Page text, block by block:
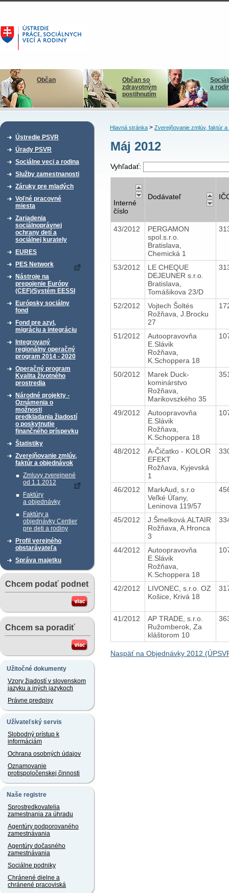
Občan
Občan so
zdravotným
postihnutím
a
Ústredie PSVR
Úrady PSVR
Sociálne veci a rodina
Služby zamestnanosti
Záruky pre mladých
Voľné pracovné
miesta
Zariadenia
sociálnoprávnej
ochrany detí a
sociálnej kurately
EURES
PES Network
Nástroje na
prepojenie Európy
(CEF)/Systém EESSI
Európsky sociálny
fond
Fond pre azyl,
migráciu a integráciu
Integrovaný
regionálny operačný
program 2014 - 2020
Operačný program
Kvalita životného
prostredia
Národné projekty -
Oznámenia o
možnosti
predkladania žiadostí
o poskytnutie
finančného príspevku
Štatistiky
Zverejňovanie zmlúv,
faktúr a objednávok
Zmluvy zverejnené
od 1.1.2012
Faktúry
a objednávky
Faktúry a
objednávky Centier
pre deti a rodiny
Profil verejného
obstarávateľa
Správa majetku
Chcem podať podnet
Chcem sa poradiť
Užitočné dokumenty
Vzory žiadostí v slovenskom
jazyku a iných jazykoch
Právne predpisy
Užívateľský servis
Slobodný prístup k
informáciám
Ochrana osobných údajov
Oznamovanie
protispoločenskej činnosti
Naše registre
Sprostredkovatelia
zamestnania za úhradu
Agentúry podporovaného
zamestnávania
Agentúry dočasného
zamestnávania
Sociálne podniky
Chránené dielne a
chránené pracoviská
Hlavná stránka> Zverejňovanie zmlúv, faktúr a
Máj 2012
Vyhľadať:
Interné
číslo
Dodávateľ
43/2012
PERGAMON
spol.s.r.o.
Bratislava,
Chemická 1
53/2012
LE CHEQUE
DEJEUNER s.r.o.
Bratislava,
Tomášikova 23/D
52/2012
Vojtech Šoltés
Rožňava, J.Brocku
27
51/2012
Autoopravovňa
E.Slávik
Rožňava,
K.Schoppera 18
50/2012
Marek Duck-
kominárstvo
Rožňava,
Marikovszkého 35
49/2012
Autoopravovňa
E.Slávik
Rožňava,
K.Schoppera 18
48/2012
A-Čičatko - KOLOR
EFEKT
Rožňava, Kyjevská
1
46/2012
MarkAud, s.r.o
Veľké Úľany,
Leninova 119/57
45/2012
J.Šmelková.ALTAIR
Rožňava, A.Hronca
3
44/2012
Autoopravovňa
E.Slávik
Rožňava,
K.Schoppera 18
42/2012
LIVONEC, s.r.o. OZ
Košice, Krivá 18
41/2012
AP TRADE, s.r.o.
Ružomberok, Za
kláštorom 10
Naspäť na Objednávky 2012